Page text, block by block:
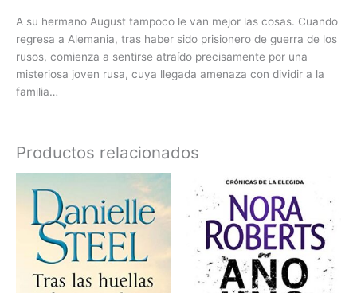
A su hermano August tampoco le van mejor las cosas. Cuando
regresa a Alemania, tras haber sido prisionero de guerra de los
rusos, comienza a sentirse atraído precisamente por una
misteriosa joven rusa, cuya llegada amenaza con dividir a la
familia…
Productos relacionados